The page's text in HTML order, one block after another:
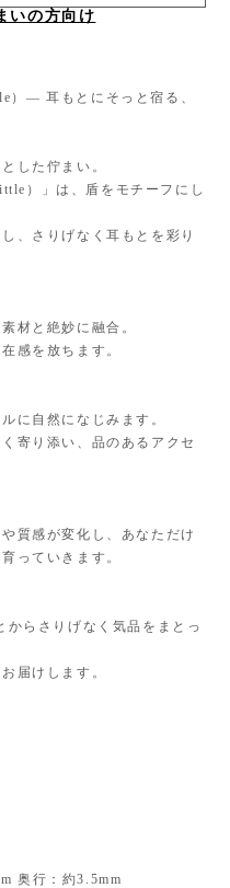
いの方向け
— 耳もとにそっと宿る、
した佇まい。
）」は、盾をモチーフにし
、さりげなく耳もとを彩り
材と絶妙に融合。
感を放ちます。
に自然になじみます。
寄り添い、品のあるアクセ
質感が変化し、あなただけ
っていきます。
からさりげなく気品をまとっ
届けします。
奥行：約3.5mm